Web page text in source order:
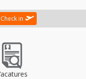
Check in